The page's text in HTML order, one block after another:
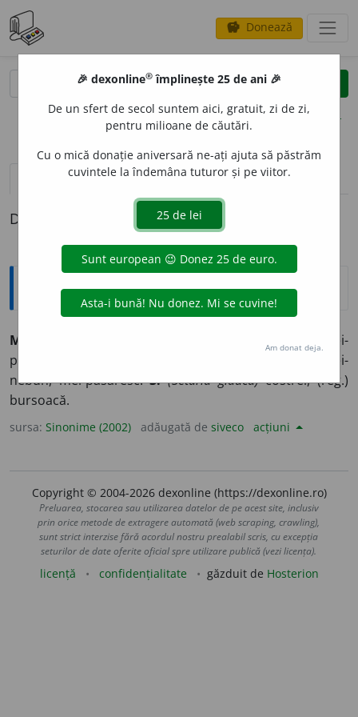
savings Donează
clear
opțiuni
definiții (1) pronunțievolume_up (24)
Definiția cu ID-ul 194471:
Sinonime
MOH
dughie, mei-
păsăresc, (reg.) bursoacă.
(reg.) mei-
nebun, mei-păsăresc.3. (Setaria glauca)costrei, (reg.)
bursoacă.
sursa: Sinonime (2002) adăugată de siveco acțiuni
Copyright © 2004-2026 dexonline (https://dexonline.ro)
Preluarea, stocarea sau utilizarea datelor de pe acest site, inclusiv
prin orice metode de extragere automată (web scraping, crawling),
sunt strict interzise fără acordul nostru prealabil scris, cu excepția
seturilor de date oferite oficial spre utilizare publică (vezi licența).
licență confidențialitate găzduit de Hosterion
🎉 dexonline® împlinește 25 de ani 🎉
De un sfert de secol suntem aici, gratuit, zi de zi,
pentru milioane de căutări.
Cu o mică donație aniversară ne-ați ajuta să păstrăm
cuvintele la îndemâna tuturor și pe viitor.
Am donat deja.